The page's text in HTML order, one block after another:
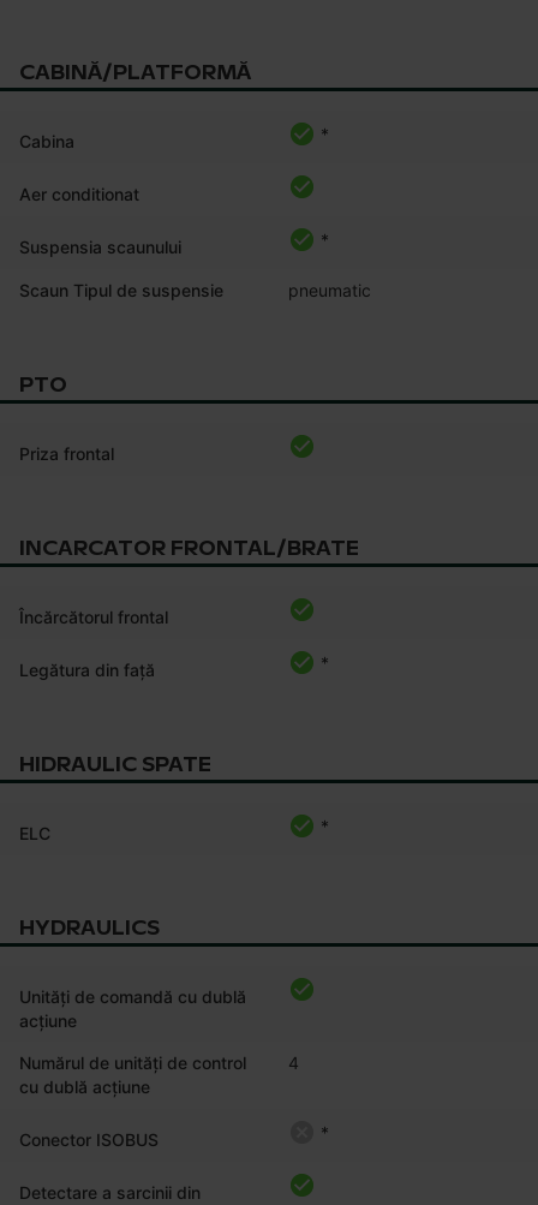
CABINĂ/PLATFORMĂ
Cabina *
Aer conditionat
Suspensia scaunului *
Scaun Tipul de suspensie pneumatic
PTO
Priza frontal
INCARCATOR FRONTAL/BRATE
Încărcătorul frontal
Legătura din față *
HIDRAULIC SPATE
ELC *
HYDRAULICS
Unități de comandă cu dublă
acțiune
Numărul de unități de control
cu dublă acțiune
4
Conector ISOBUS *
Detectare a sarcinii din